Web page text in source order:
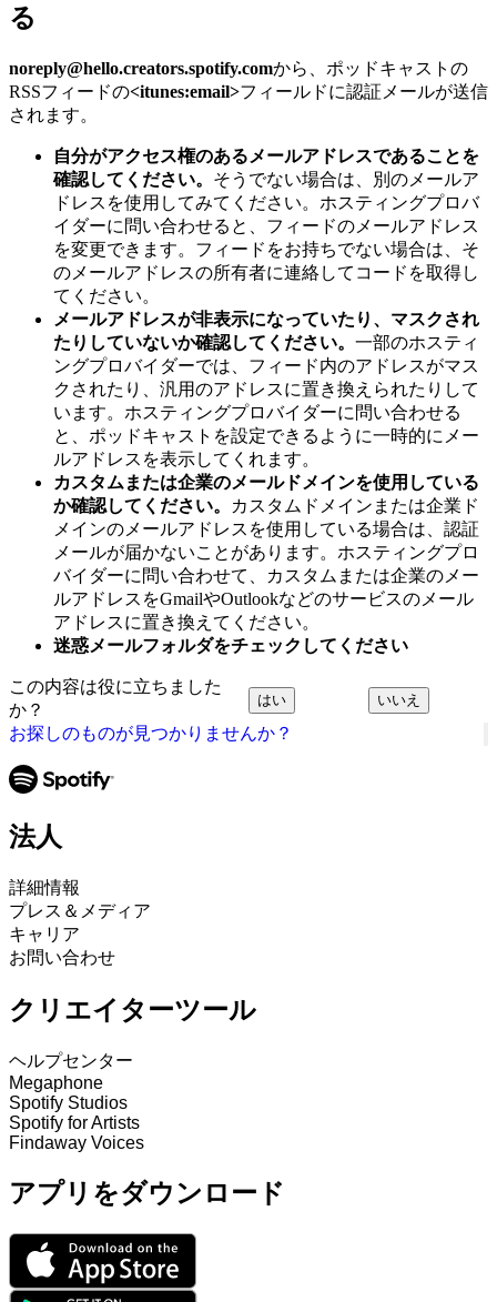
お探しのものが見つかりませんか？
る
noreply@hello.creators.spotify.comから、ポッドキャストの
RSSフィードの<itunes:email>フィールドに認証メールが送信
されます。
自分がアクセス権のあるメールアドレスであることを
確認してください。 そうでない場合は、別のメールア
ドレスを使用してみてください。ホスティングプロバ
イダーに問い合わせると、フィードのメールアドレス
を変更できます。フィードをお持ちでない場合は、そ
のメールアドレスの所有者に連絡してコードを取得し
てください。
メールアドレスが非表示になっていたり、マスクされ
たりしていないか確認してください。 一部のホスティ
ングプロバイダーでは、フィード内のアドレスがマス
クされたり、汎用のアドレスに置き換えられたりして
います。ホスティングプロバイダーに問い合わせる
と、ポッドキャストを設定できるように一時的にメー
ルアドレスを表示してくれます。
カスタムまたは企業のメールドメインを使用している
か確認してください。
カスタムドメインまたは企業ド
メインのメールアドレスを使用している場合は、認証
メールが届かないことがあります。ホスティングプロ
バイダーに問い合わせて、カスタムまたは企業のメー
ルアドレスをGmailやOutlookなどのサービスのメール
アドレスに置き換えてください。
迷惑メールフォルダをチェックしてください
この内容は役に立ちました
か？
はい いいえ
法人
詳細情報
プレス＆メディア
キャリア
お問い合わせ
クリエイターツール
ヘルプセンター
Megaphone
Spotify Studios
Spotify for Artists
Findaway Voices
アプリをダウンロード